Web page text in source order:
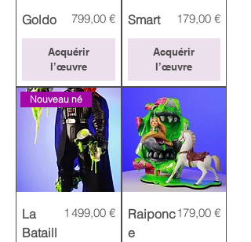
Goldo Prix
799,00 €
Acquérir
l’œuvre
Smart Prix
179,00 €
Acquérir
l’œuvre
Nouveau né
La
Bataill
Prix
1 499,00 €
Raiponc
e
Prix
179,00 €